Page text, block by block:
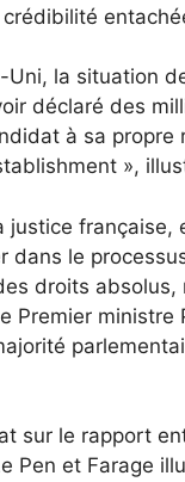
Uni, la situation
déclaré des
à sa propre
»,
justice
dans le
droits absolus,
Premier
sur le rapport
Pen et Farage